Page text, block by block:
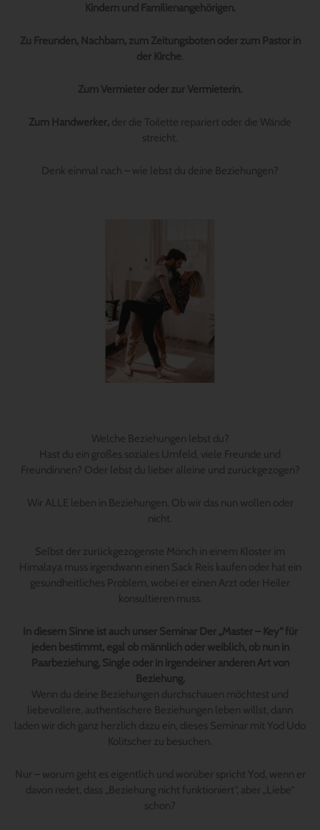
Kindern und Familienangehörigen.
Zu Freunden, Nachbarn, zum Zeitungsboten oder zum Pastor in
der Kirche.
Zum Vermieter oder zur Vermieterin.
Zum Handwerker, der die Toilette repariert oder die Wände
streicht.
Denk einmal nach – wie lebst du deine Beziehungen?
Welche Beziehungen lebst du?
Hast du ein großes soziales Umfeld, viele Freunde und
Freundinnen? Oder lebst du lieber alleine und zurückgezogen?
Wir ALLE leben in Beziehungen. Ob wir das nun wollen oder
nicht.
Selbst der zurückgezogenste Mönch in einem Kloster im
Himalaya muss irgendwann einen Sack Reis kaufen oder hat ein
gesundheitliches Problem, wobei er einen Arzt oder Heiler
konsultieren muss.
In diesem Sinne ist auch unser Seminar Der „Master – Key“ für
jeden bestimmt, egal ob männlich oder weiblich, ob nun in
Paarbeziehung, Single oder in irgendeiner anderen Art von
Beziehung.
Wenn du deine Beziehungen durchschauen möchtest und
liebevollere, authentischere Beziehungen leben willst, dann
laden wir dich ganz herzlich dazu ein, dieses Seminar mit Yod Udo
Kolitscher zu besuchen.
Nur – worum geht es eigentlich und worüber spricht Yod, wenn er
davon redet, dass „Beziehung nicht funktioniert“, aber „Liebe“
schon?